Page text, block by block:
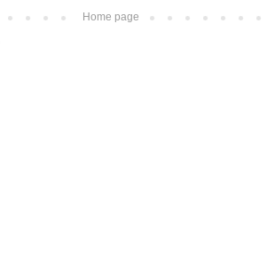
Home page